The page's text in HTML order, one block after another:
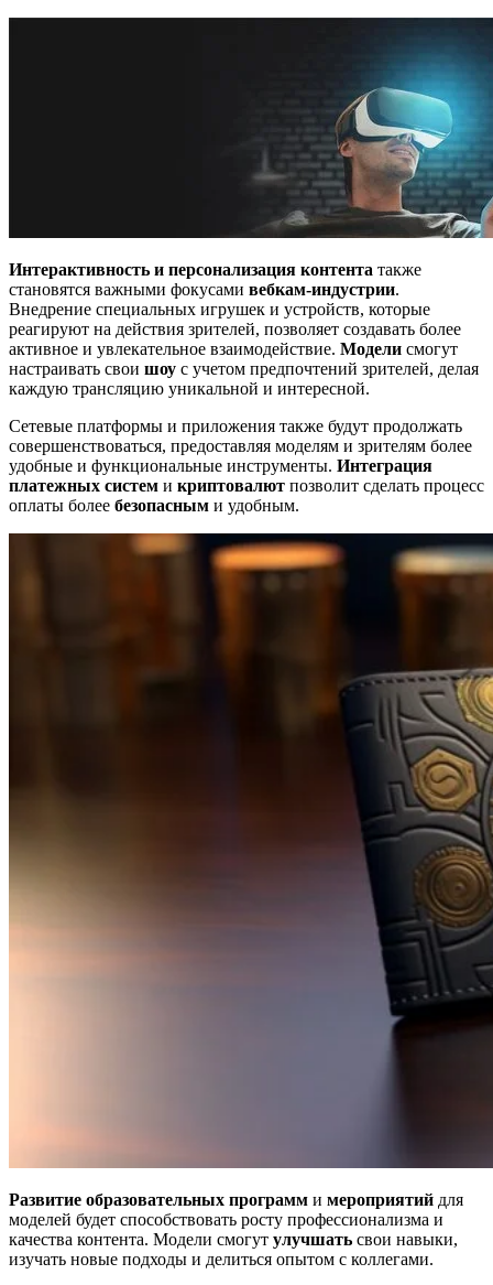
Интерактивность и персонализация контента также
становятся важными фокусами вебкам-индустрии.
Внедрение специальных игрушек и устройств, которые
реагируют на действия зрителей, позволяет создавать более
активное и увлекательное взаимодействие. Модели смогут
настраивать свои шоу с учетом предпочтений зрителей, делая
каждую трансляцию уникальной и интересной.
Сетевые платформы и приложения также будут продолжать
совершенствоваться, предоставляя моделям и зрителям более
удобные и функциональные инструменты. Интеграция
платежных систем и криптовалют позволит сделать процесс
оплаты более безопасным и удобным.
Развитие образовательных программ и мероприятий для
моделей будет способствовать росту профессионализма и
качества контента. Модели смогут улучшать свои навыки,
изучать новые подходы и делиться опытом с коллегами.